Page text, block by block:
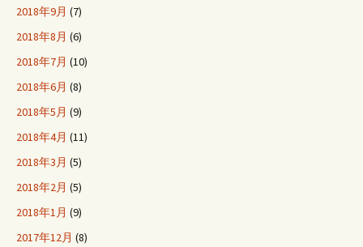
2018年9月 (7)
2018年8月 (6)
2018年7月 (10)
2018年6月 (8)
2018年5月 (9)
2018年4月 (11)
2018年3月 (5)
2018年2月 (5)
2018年1月 (9)
2017年12月 (8)